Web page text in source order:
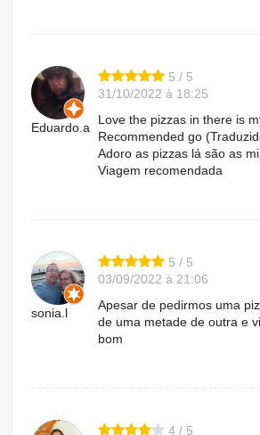
Eduardo.a
5 / 5
31/10/2022 à 18:25
Love the pizzas in there is
Recommended go
Adoro as pizzas lá são as
Viagem recomendada
sonia.l
5 / 5
03/09/2022 à 21:06
Apesar de pedirmos uma
de uma metade de outra e
bom
4 / 5